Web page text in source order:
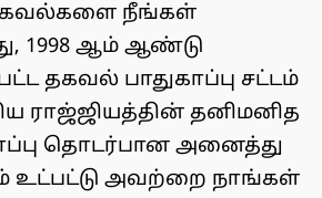
நீங்கள்
1998 ஆம் ஆண்டு
தகவல் பாதுகாப்பு சட்டம்
ராஜ்ஜியத்தின் தனிமனித
தொடர்பான அனைத்து
உட்பட்டு அவற்றை நாங்கள்